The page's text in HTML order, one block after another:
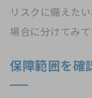
リスクに備えた
場合に分けてみて
保障範囲を確